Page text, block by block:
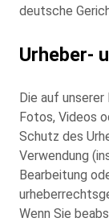
deutsche
Urheber-
Die auf
Fotos, Videos
Schutz des
Verwendung
Bearbeitung
Wenn Sie